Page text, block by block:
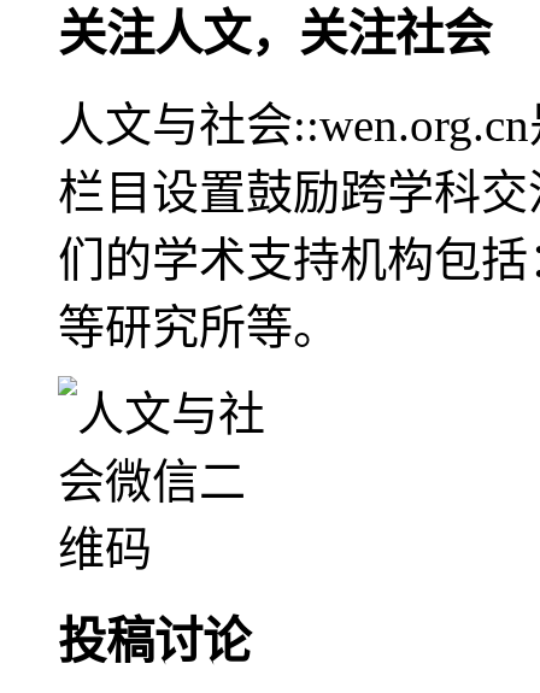
关注人文，关注社会
人文与社会
栏目设置鼓励跨学科
们的学术支持机构包
等研究所等。
投稿讨论